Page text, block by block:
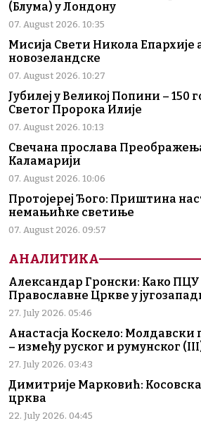
(Блума) у Лондону
07. August 2026. 10:35
Мисија Свети Никола Епархије
новозеландске
07. August 2026. 10:27
Јубилеј у Великој Попини – 150
Светог Пророка Илије
07. August 2026. 10:13
Свечана прослава
Каламарији
07. August 2026. 10:06
Протојереј Ђого: Приштина
немањићке светиње
07. August 2026. 09:57
АНАЛИТИКА
Александар Гронски: Како
Православне Цркве у
27. July 2026. 05:46
Анастасја Коскело: Молдавски
– између руског и румунског
27. July 2026. 03:43
Димитрије Марковић:
црква
22. July 2026. 04:45